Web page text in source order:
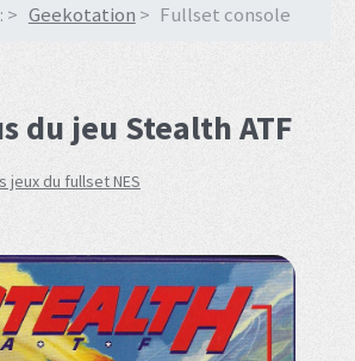
Geekotation Fullset console
du jeu Stealth ATF
jeux du fullset NES